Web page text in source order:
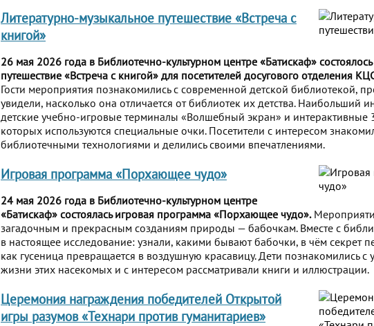
Литературно-музыкальное путешествие «Встреча с
книгой»
26 мая 2026 года в Библиотечно-культурном центре «Батискаф»
путешествие «Встреча с книгой» для посетителей досугового отделения
Гости мероприятия познакомились с современной детской библиотекой,
увидели, насколько она отличается от библиотек их детства. Наибольший
детские учебно-игровые терминалы «Волшебный экран» и интерактивные
которых используются специальные очки. Посетители с интересом
библиотечными технологиями и делились своими впечатлениями.
Игровая программа «Порхающее чудо»
24 мая 2026 года в Библиотечно-культурном центре
«Батискаф» состоялась игровая программа «Порхающее чудо».
загадочным и прекрасным созданиям природы — бабочкам. Вместе с
в настоящее исследование: узнали, какими бывают бабочки, в чём секрет
как гусеница превращается в воздушную красавицу. Дети познакомились
жизни этих насекомых и с интересом рассматривали книги и иллюстрации.
Церемония награждения победителей Открытой
игры разумов «Технари против гуманитариев»